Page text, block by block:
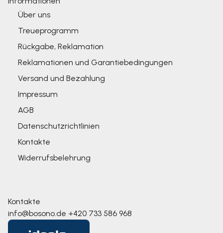
Über uns
Treueprogramm
Rückgabe, Reklamation
Reklamationen und Garantiebedingungen
Versand und Bezahlung
Impressum
AGB
Datenschutzrichtlinien
Kontakte
Widerrufsbelehrung
Kontakte
info@bosono.de +420 733 586 968